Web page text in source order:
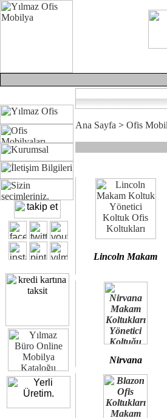
Ofisinizin dekorasyonunda ergonomi
Çünkü sitemizde bulunan seçkin
Size yakışan ofis koltuk tasarımına
Kalite ve ergonomiyi arıyanların
Ana Sayfa > Ofis
Lincoln Makam
Nirvana